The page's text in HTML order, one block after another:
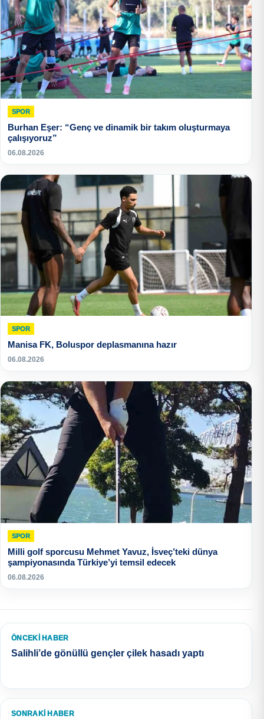
SPOR
Burhan Eşer: “Genç ve dinamik bir takım oluşturmaya
çalışıyoruz”
06.08.2026
SPOR
Manisa FK, Boluspor deplasmanına hazır
06.08.2026
SPOR
Milli golf sporcusu Mehmet Yavuz, İsveç’teki dünya
şampiyonasında Türkiye’yi temsil edecek
06.08.2026
ÖNCEKI HABER
Salihli’de gönüllü gençler çilek hasadı yaptı
SONRAKI HABER